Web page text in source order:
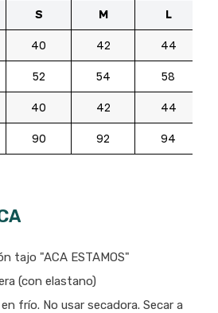
S M L
40 42 44
52 54 58
40 42 44
90 92 94
tajo "ACA ESTAMOS"
(con elastano)
frío. No usar secadora. Secar a